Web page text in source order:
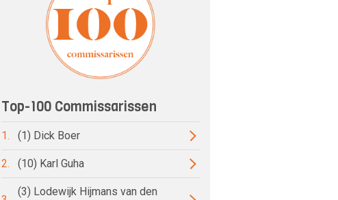
Top-100 Commissarissen
1. (1) Dick Boer
2. (10) Karl Guha
(3) Lodewijk Hijmans van den